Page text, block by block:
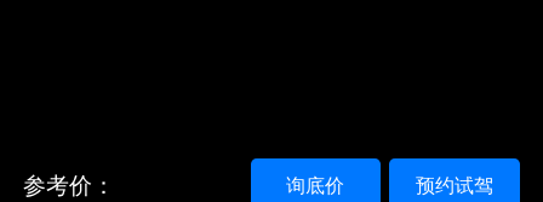
参考价： 预约试驾
询底价